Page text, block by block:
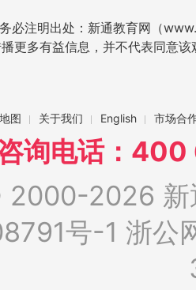
必注明出处：新通教育网（
更多有益信息，并不代表同意
图 关于我们 English 市场合
询电话：
2026 新
号-1 浙公